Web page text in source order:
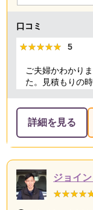
口コミ
★★★★★
★★★★★ 5
ご夫婦かわかり
た。見積もりの
詳細を見る
ジョイン